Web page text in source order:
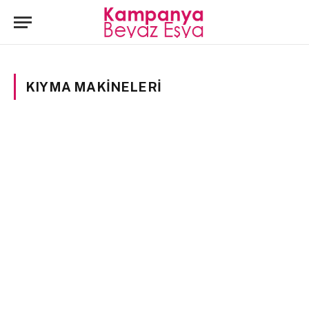
KIYMA MAKINELERI